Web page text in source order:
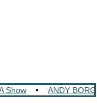
Show • ANDY